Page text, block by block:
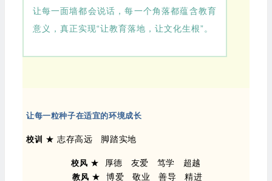
让每一面墙都会说话，每一个角落都蕴含教育
意义，真正实现“让教育落地，让文化生根”。
让每一粒种子在适宜的环境成长
校训 ★ 志存高远 脚踏实地
校风 ★ 厚德 友爱 笃学 超越
教风 ★ 博爱 敬业 善导 精进